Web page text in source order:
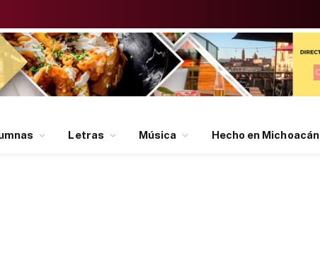
Letras Música Hecho en Michoacán